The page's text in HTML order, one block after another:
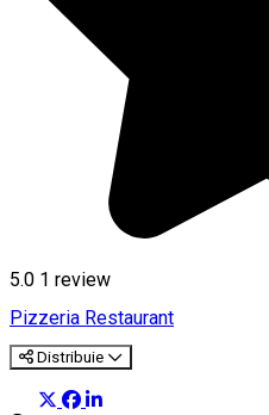
5.0 1 review
Pizzeria Restaurant
Distribuie